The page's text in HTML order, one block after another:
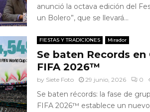
anunció la octava edición del
un Bolero”, que se llevará...
FIESTAS Y TRADICIONES Mirador
Se baten Records
FIFA 2026™
by Siete Foto 29 junio, 2026 0
Se baten récords: la fase de
FIFA 2026™ establece un